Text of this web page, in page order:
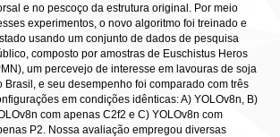
e no pescoço da estrutura original. Por meio
experimentos, o novo algoritmo foi treinado e
usando um conjunto de dados de pesquisa
composto por amostras de Euschistus Heros
um percevejo de interesse em lavouras de soja
Brasil, e seu desempenho foi comparado com três
em condições idênticas: A) YOLOv8n, B)
com apenas C2f2 e C) YOLOv8n com
P2. Nossa avaliação empregou diversas